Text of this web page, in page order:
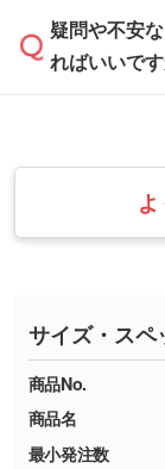
・フルカラ
・1色印刷
い
す。→詳し
・コーポレ
刷色にこだ
DIC・
本体色がナ
っきりと目
らかい雰囲
また、お選
ない場合
タッフか
速やかに対
お手数をお
フまでご連
・お届け
・ご注文
・印刷不良
※詳しくは「
ください。
【返品・交
・お客様の
疑問や不安
ればいいで
業日以内に
いたします
お急ぎの
TEL：
18:00(土日
サイズ・スペ
商品No.
商品名
最小発注数